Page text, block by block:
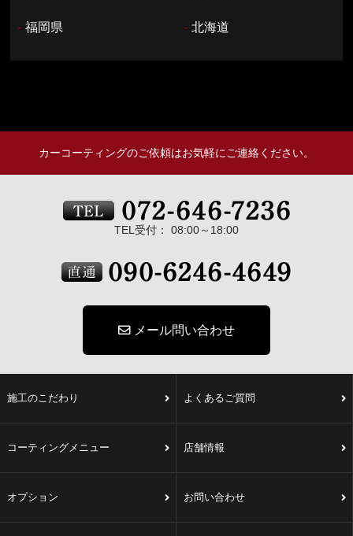
- 福岡県 - 北海道
カーコーティングのご依頼はお気軽にご連絡ください。
TEL受付： 08:00～18:00
メール問い合わせ
施工のこだわり よくあるご質問
コーティングメニュー 店舗情報
オプション お問い合わせ